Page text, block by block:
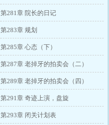
第281章 院长的日记
第283章 规划
第285章 心态（下）
第287章 老掉牙的拍卖会（二）
第289章 老掉牙的拍卖会（四）
第291章 奇迹上演，盘旋
第293章 闭关计划表